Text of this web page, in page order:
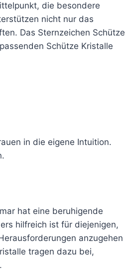
die besondere
nicht nur das
Das Sternzeichen Schütze
Schütze Kristalle
in die eigene Intuition.
hat eine beruhigende
hilfreich ist für diejenigen,
anzugehen
tragen dazu bei,